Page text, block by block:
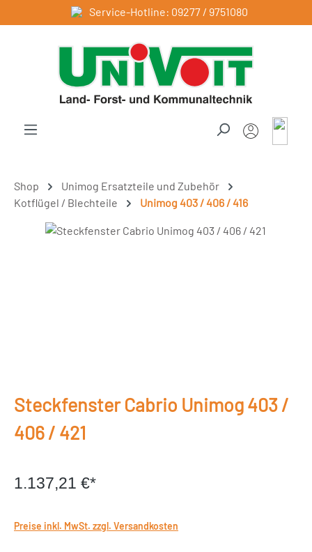
Zum Hauptinhalt springenService-Hotline: 09277 / 9751080
Shop
Unimog Ersatzteile und Zubehör
Kotflügel / Blechteile
Unimog 403 / 406 / 416
Bildergalerie überspringen
Steckfenster Cabrio Unimog 403 /
406 / 421
1.137,21 €*
Preise inkl. MwSt. zzgl. Versandkosten